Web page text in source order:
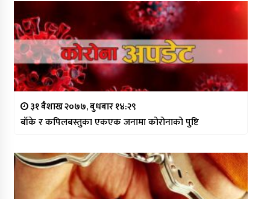
३१ बैशाख २०७७, बुधबार १४:२९
बाँके र कपिलबस्तुका एकएक जनामा कोरोनाको पुष्टि